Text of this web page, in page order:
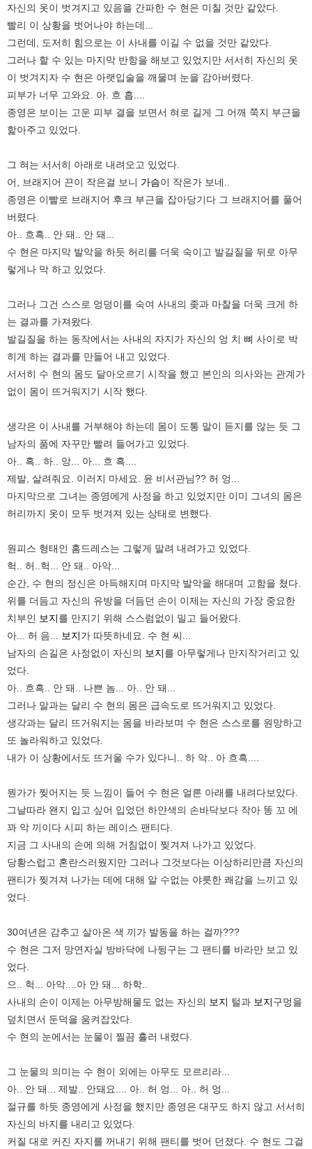
자신의 옷이 벗겨지고 있음을 간파한 수 현은 미칠 것만 같았다.
빨리 이 상황을 벗어나야 하는데...
그런데, 도저히 힘으로는 이 사내를 이길 수 없을 것만 같았다.
그러나 할 수 있는 마지막 반항을 해보고 있었지만 서서히 자신의 옷
이 벗겨지자 수 현은 아랫입술을 깨물며 눈을 감아버렸다.
피부가 너무 고와요. 아. 흐 흡....
종영은 보이는 고운 피부 결을 보면서 혀로 길게 그 어깨 쭉지 부근을
핥아주고 있었다.
그 혀는 서서히 아래로 내려오고 있었다.
어, 브래지어 끈이 작은걸 보니 가슴이 작은가 보네..
종영은 이빨로 브래지어 후크 부근을 잡아당기다 그 브래지어를 풀어
버렸다.
아.. 흐흑.. 안 돼.. 안 돼...
수 현은 마지막 발악을 하듯 허리를 더욱 숙이고 발길질을 뒤로 아무
렇게나 막 하고 있었다.
그러나 그건 스스로 엉덩이를 숙여 사내의 좆과 마찰을 더욱 크게 하
는 결과를 가져왔다.
발길질을 하는 동작에서는 사내의 자지가 자신의 엉 치 뼈 사이로 박
히게 하는 결과를 만들어 내고 있었다.
서서히 수 현의 몸도 달아오르기 시작을 했고 본인의 의사와는 관계가
없이 몸이 뜨거워지기 시작 했다.
생각은 이 사내를 거부해야 하는데 몸이 도통 말이 듣지를 않는 듯 그
남자의 품에 자꾸만 빨려 들어가고 있었다.
아.. 흑.. 하.. 앙... 아... 흐 흑....
제발, 살려줘요. 이러지 마세요. 윤 비서관님?? 허 엉...
마지막으로 그녀는 종영에게 사정을 하고 있었지만 이미 그녀의 몸은
허리까지 옷이 모두 벗겨져 있는 상태로 변했다.
원피스 형태인 홈드레스는 그렇게 말려 내려가고 있었다.
헉.. 허..헉... 안 돼.. 아악...
순간, 수 현의 정신은 아득해지며 마지막 발악을 해대며 고함을 쳤다.
위를 더듬고 자신의 유방을 더듬던 손이 이제는 자신의 가장 중요한
치부인 보지를 만지기 위해 스스럼없이 밀고 들어왔다.
아... 허 음...
보지가 따뜻하네요. 수 현 씨...
남자의 손길은 사정없이 자신의 보지를 아무렇게나 만지작거리고 있
었다.
아.. 흐흑.. 안 돼.. 나쁜 놈... 아.. 안 돼...
그러나 말과는 달리 수 현의 몸은 급속도로 뜨거워지고 있었다.
생각과는 달리 뜨거워지는 몸을 바라보며 수 현은 스스로를 원망하고
또 놀라워하고 있었다.
내가 이 상황에서도 뜨거울 수가 있다니.. 하 악.. 아 흐흑....
뭔가가 찢어지는 듯 느낌이 들어 수 현은 얼른 아래를 내려다보았다.
그날따라 왠지 입고 싶어 입었던 하얀색의 손바닥보다 작아 똥 꼬 에
꽈 악 끼이다 시피 하는 레이스 팬티다.
지금 그 사내의 손에 의해 거침없이 찢겨져 나가고 있었다.
당황스럽고 혼란스러웠지만 그러나 그것보다는 이상하리만큼 자신의
팬티가 찢겨져 나가는 데에 대해 알 수없는 야릇한 쾌감을 느끼고 있
었다.
30여년은 감추고 살아온 색 끼가 발동을 하는 걸까???
수 현은 그저 망연자실 방바닥에 나뒹구는 그 팬티를 바라만 보고 있
었다.
으.. 헉... 아악....아 안 돼... 하학..
사내의 손이 이제는 아무방해물도 없는 자신의 보지 털과 보지구멍을
덮치면서 둔덕을 움켜잡았다.
수 현의 눈에서는 눈물이 찔끔 흘러 내렸다.
그 눈물의 의미는 수 현이 외에는 아무도 모르리라...
아.. 안 돼... 제발.. 안돼요.... 아.. 허 엉... 아.. 허 엉...
절규를 하듯 종영에게 사정을 했지만 종영은 대꾸도 하지 않고 서서히
자신의 바지를 내리고 있었다.
커질 대로 커진 자지를 꺼내기 위해 팬티를 벗어 던졌다. 수 현도 그걸